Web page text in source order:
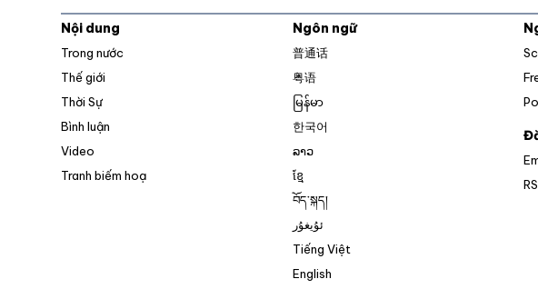
Nội dung
Trong nước
Thế giới
Thời Sự
Bình luận
Video
Tranh biếm hoạ
Ngôn ngữ
普通话
粤语
မြန်မာ
한국어
ລາວ
ខ្មែ
བོད་སྐད།
ئۇيغۇر
Tiếng Việt
English